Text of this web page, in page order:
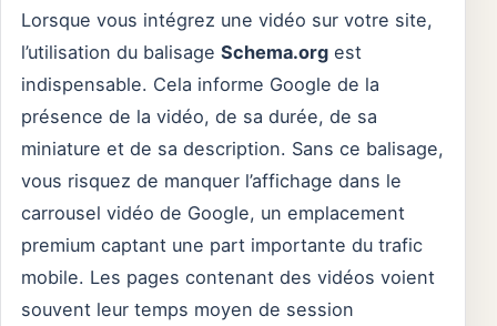
Lorsque vous intégrez une vidéo sur votre site,
l’utilisation du balisage Schema.org est
indispensable. Cela informe Google de la
présence de la vidéo, de sa durée, de sa
miniature et de sa description. Sans ce balisage,
vous risquez de manquer l’affichage dans le
carrousel vidéo de Google, un emplacement
premium captant une part importante du trafic
mobile. Les pages contenant des vidéos voient
souvent leur temps moyen de session